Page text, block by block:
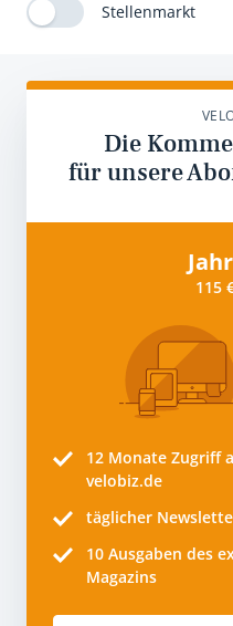
Stellenmarkt
Die
für unsere
115
12 Monate Zugriff
velobiz.de
täglicher
10 Ausgaben des
Magazins